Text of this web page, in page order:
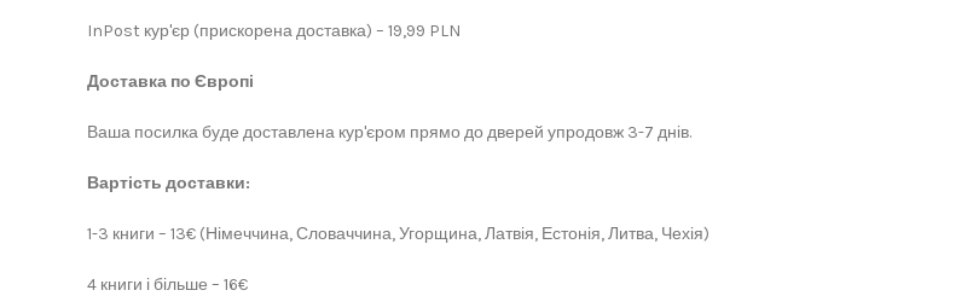
InPost кур'єр (прискорена доставка) – 19,99 PLN
Доставка по Європі
Ваша посилка буде доставлена кур'єром прямо до дверей упродовж 3-7 днів.
Вартість доставки:
1-3 книги – 13€ (Німеччина, Словаччина, Угорщина, Латвія, Естонія, Литва, Чехія)
4 книги і більше – 16€